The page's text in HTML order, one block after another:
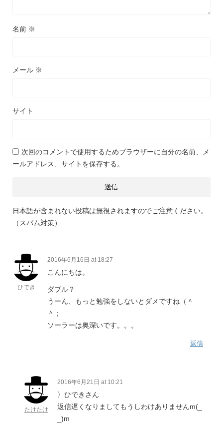
名前 ※
メール ※
サイト
次回のコメントで使用するためブラウザーに自分の名前、メ
ールアドレス、サイトを保存する。
日本語が含まれない投稿は無視されますのでご注意ください。
（スパム対策）
ひでき
2016年6月16日 at 18:27
こんにちは。
ダブル？
うーん、もっと勉強をしないとダメですね（＾
＾；
ソーラーは奥深いです。。。
返信
たけたけ
2016年6月21日 at 10:21
〉ひできさん
返信遅くなりましてもうしわけありませんm(_
_)m